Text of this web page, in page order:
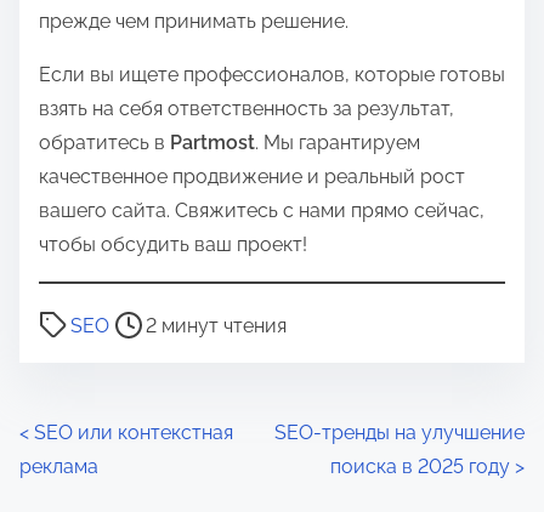
прежде чем принимать решение.
Если вы ищете профессионалов, которые готовы
взять на себя ответственность за результат,
обратитесь в Partmost. Мы гарантируем
качественное продвижение и реальный рост
вашего сайта. Свяжитесь с нами прямо сейчас,
чтобы обсудить ваш проект!
SEO
В
м
2 минут чтения
Н
а
< SEO или контекстная
реклама
SEO-тренды на улучшение
поиска в 2025 году >